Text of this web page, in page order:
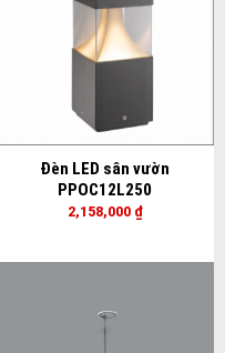
Đèn LED sân vườn
PPOC12L250
2,158,000 ₫